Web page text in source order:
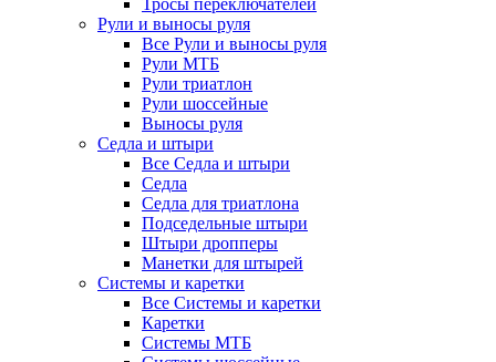
Тросы переключателей
Рули и выносы руля
Все Рули и выносы руля
Рули МТБ
Рули триатлон
Рули шоссейные
Выносы руля
Седла и штыри
Все Седла и штыри
Седла
Седла для триатлона
Подседельные штыри
Штыри дропперы
Манетки для штырей
Системы и каретки
Все Системы и каретки
Каретки
Системы МТБ